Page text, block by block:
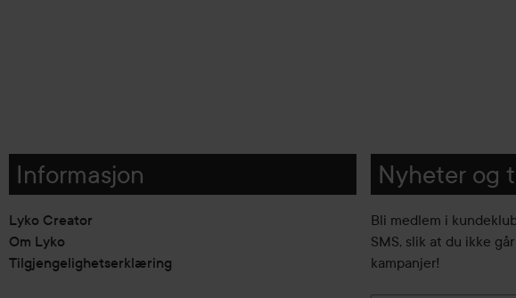
Informasjon
Lyko Creator
Om Lyko
Tilgjengelighetserklæring
Nyheter og
Bli medlem i
SMS, slik at du ikke
kampanjer!